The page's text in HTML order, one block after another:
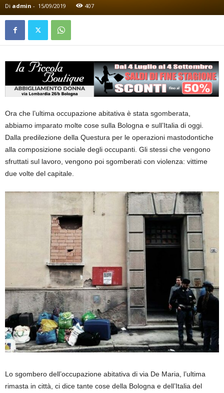
Di admin - 15/09/2019 407
Ora che l’ultima occupazione abitativa è stata sgomberata,
abbiamo imparato molte cose sulla Bologna e sull’Italia di oggi.
Dalla predilezione della Questura per le operazioni mastodontiche
alla composizione sociale degli occupanti. Gli stessi che vengono
sfruttati sul lavoro, vengono poi sgomberati con violenza: vittime
due volte del capitale.
Lo sgombero dell’occupazione abitativa di via De Maria, l’ultima
rimasta in città, ci dice tante cose della Bologna e dell’Italia del